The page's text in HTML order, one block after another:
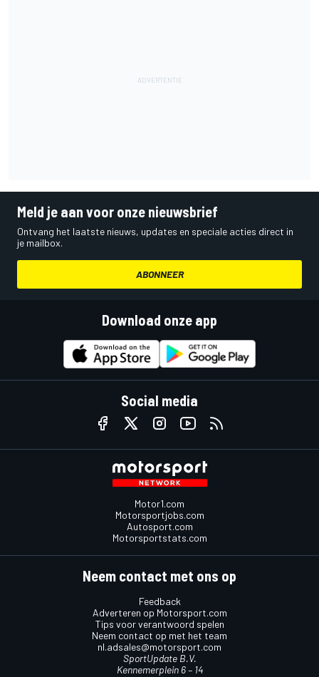
Meld je aan voor onze nieuwsbrief
Ontvang het laatste nieuws, updates en speciale acties direct in
je mailbox.
ABONNEER
Download onze app
Social media
Motor1.com
Motorsportjobs.com
Autosport.com
Motorsportstats.com
Neem contact met ons op
Feedback
Adverteren op Motorsport.com
Tips voor verantwoord spelen
Neem contact op met het team
nl.adsales@motorsport.com
SportUpdate B.V.
Kennemerplein 6 – 14